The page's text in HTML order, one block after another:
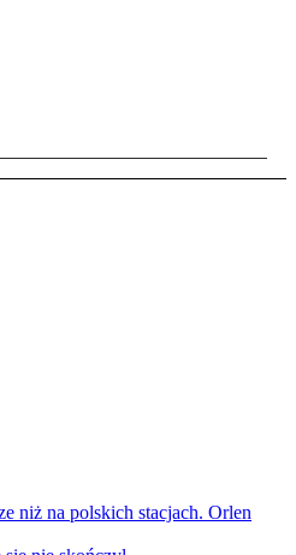
niż na polskich stacjach. Orlen